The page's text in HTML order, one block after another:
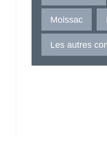
Moissac
Les autres